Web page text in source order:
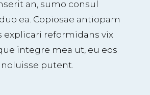
an, sumo consul
ea. Copiosae antiopam
explicari reformidans vix
integre mea ut, eu eos
putent.